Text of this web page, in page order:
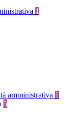
1
amministrativa 1
5